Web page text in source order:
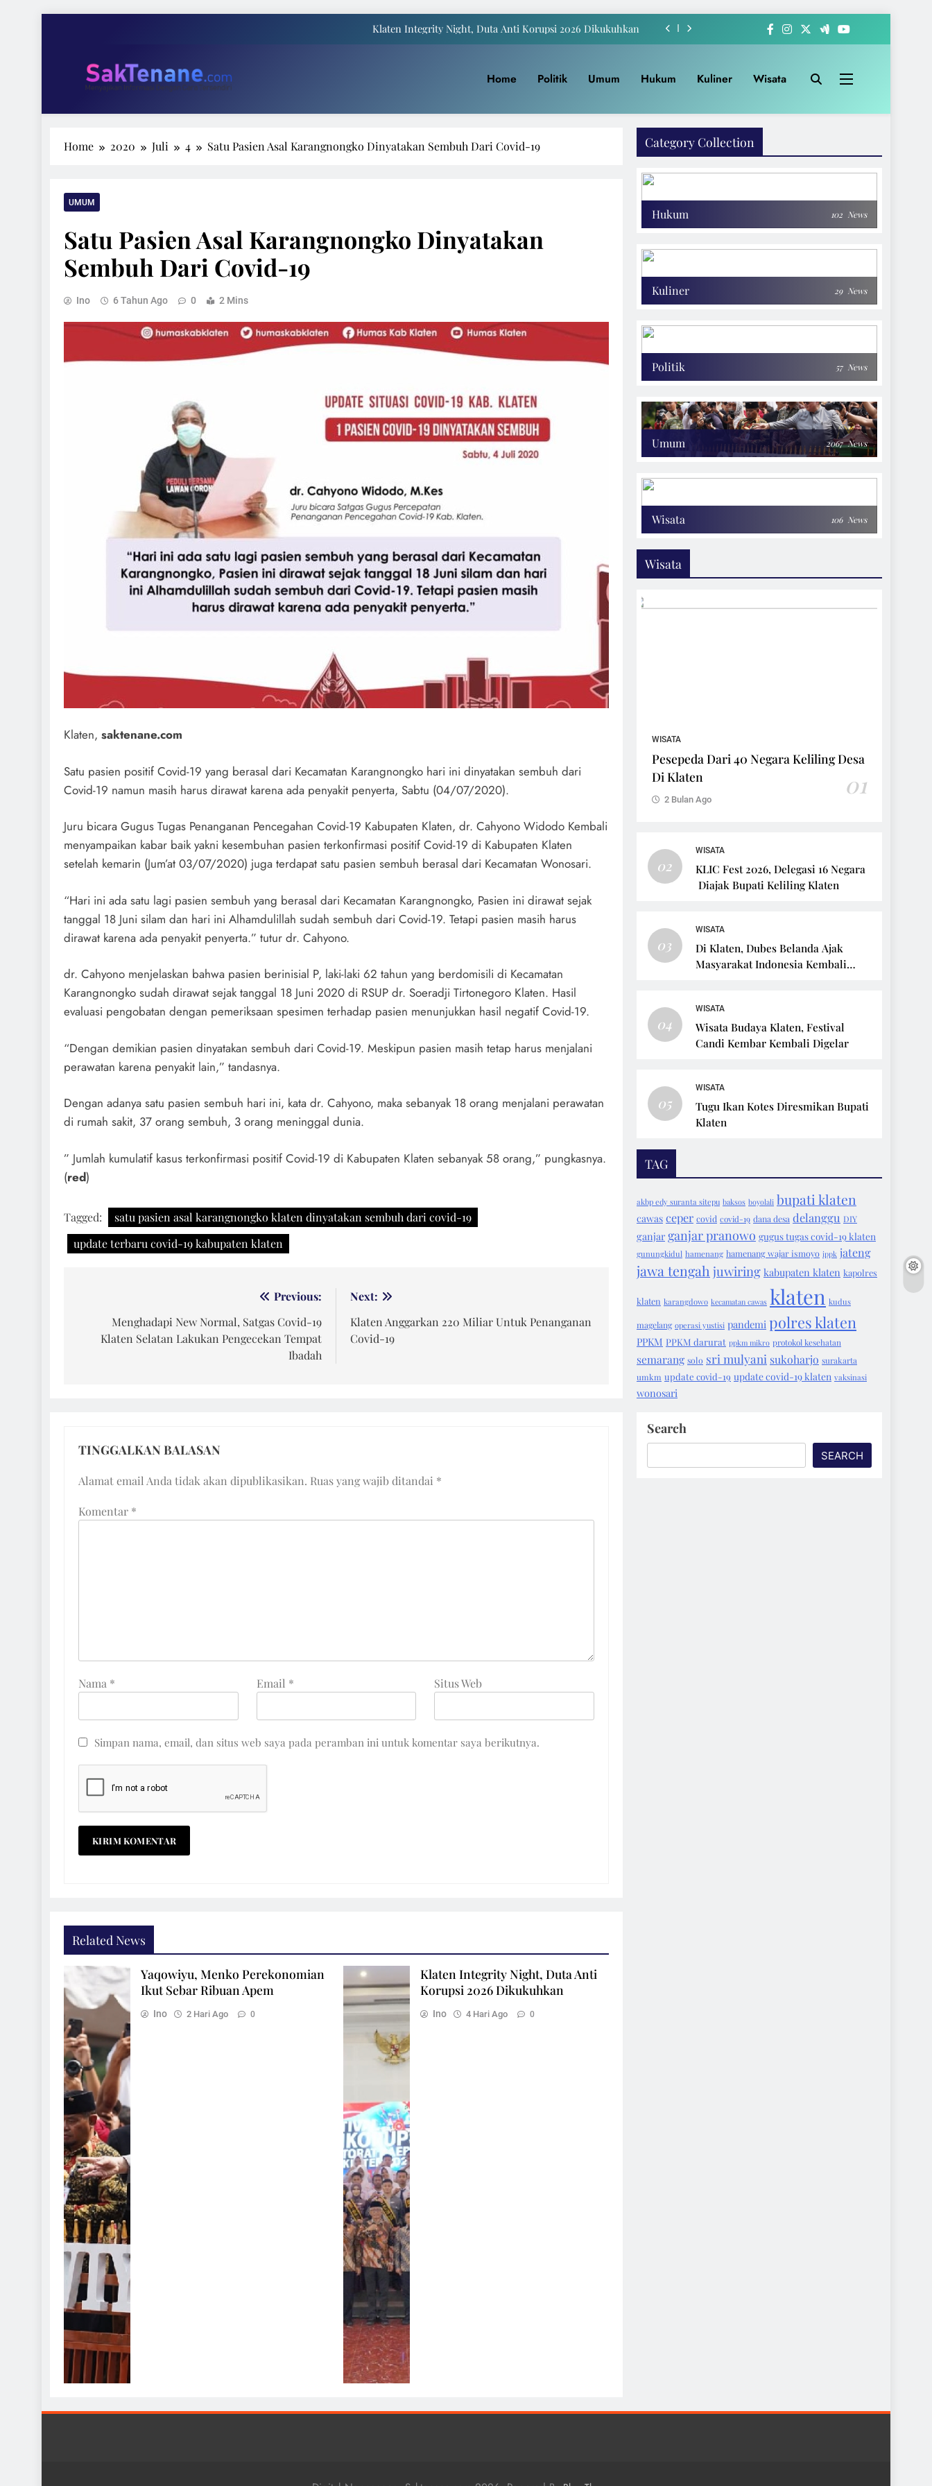
Klaten Integrity Night, Duta Anti Korupsi 2026 Dikukuhkan
Wakil Ketua Komite I DPD RI Muhdi: Pendidikan Harus Dinikmati Semua Masyarakat
Yaqowiyu, Menko Perekonomian Ikut Sebar Ribuan Apem
Klaten Integrity Night, Duta Anti Korupsi 2026 Dikukuhkan
SakTenane.com
Home Politik Umum Hukum Kuliner Wisata
Home 2020 Juli 4 Satu Pasien Asal Karangnongko Dinyatakan Sembuh Dari Covid-19
UMUM
Satu Pasien Asal Karangnongko Dinyatakan
Sembuh Dari Covid-19
Ino 6 Tahun Ago 0 2 Mins
Klaten, saktenane.com
Satu pasien positif Covid-19 yang berasal dari Kecamatan Karangnongko hari ini dinyatakan sembuh dari
Covid-19 namun masih harus dirawat karena ada penyakit penyerta, Sabtu (04/07/2020).
Juru bicara Gugus Tugas Penanganan Pencegahan Covid-19 Kabupaten Klaten, dr. Cahyono Widodo Kembali
menyampaikan kabar baik yakni kesembuhan pasien terkonfirmasi positif Covid-19 di Kabupaten Klaten
setelah kemarin (Jum’at 03/07/2020) juga terdapat satu pasien sembuh berasal dari Kecamatan Wonosari.
“Hari ini ada satu lagi pasien sembuh yang berasal dari Kecamatan Karangnongko, Pasien ini dirawat sejak
tanggal 18 Juni silam dan hari ini Alhamdulillah sudah sembuh dari Covid-19. Tetapi pasien masih harus
dirawat karena ada penyakit penyerta.” tutur dr. Cahyono.
dr. Cahyono menjelaskan bahwa pasien berinisial P, laki-laki 62 tahun yang berdomisili di Kecamatan
Karangnongko sudah dirawat sejak tanggal 18 Juni 2020 di RSUP dr. Soeradji Tirtonegoro Klaten. Hasil
evaluasi pengobatan dengan pemeriksaan spesimen terhadap pasien menunjukkan hasil negatif Covid-19.
“Dengan demikian pasien dinyatakan sembuh dari Covid-19. Meskipun pasien masih tetap harus menjalani
perawatan karena penyakit lain,” tandasnya.
Dengan adanya satu pasien sembuh hari ini, kata dr. Cahyono, maka sebanyak 18 orang menjalani perawatan
di rumah sakit, 37 orang sembuh, 3 orang meninggal dunia.
” Jumlah kumulatif kasus terkonfirmasi positif Covid-19 di Kabupaten Klaten sebanyak 58 orang,” pungkasnya.
(red)
Tagged:
satu pasien asal karangnongko klaten dinyatakan sembuh dari covid-19
update terbaru covid-19 kabupaten klaten
Previous:
Menghadapi New Normal, Satgas Covid-19
Klaten Selatan Lakukan Pengecekan Tempat
Ibadah
Next:
Klaten Anggarkan 220 Miliar Untuk Penanganan
Covid-19
TINGGALKAN BALASAN
Alamat email Anda tidak akan dipublikasikan. Ruas yang wajib ditandai *
Komentar *
Nama * Email * Situs Web
Simpan nama, email, dan situs web saya pada peramban ini untuk komentar saya berikutnya.
Related News
Yaqowiyu, Menko Perekonomian
Ikut Sebar Ribuan Apem
Ino 2 Hari Ago 0
Klaten Integrity Night, Duta Anti
Korupsi 2026 Dikukuhkan
Ino 4 Hari Ago 0
Category Collection
Hukum 102 News
Kuliner 29 News
Politik 57 News
Umum 2067 News
Wisata 106 News
Wisata
WISATA
Pesepeda Dari 40 Negara Keliling Desa
Di Klaten
01
2 Bulan Ago
02
WISATA
KLIC Fest 2026, Delegasi 16 Negara
Diajak Bupati Keliling Klaten
03
WISATA
Di Klaten, Dubes Belanda Ajak
Masyarakat Indonesia Kembali
04
WISATA
Wisata Budaya Klaten, Festival
Candi Kembar Kembali Digelar
05
WISATA
Tugu Ikan Kotes Diresmikan Bupati
Klaten
TAG
akbp edy suranta sitepu baksos boyolali bupati klaten
cawas ceper covid covid-19 dana desa delanggu DIY
ganjar ganjar pranowo gugus tugas covid-19 klaten
gunungkidul hamenang hamenang wajar ismoyo ippk jateng
jawa tengah juwiring kabupaten klaten kapolres
klaten karangdowo kecamatan cawas klaten kudus
magelang operasi yustisi pandemi polres klaten
PPKM PPKM darurat ppkm mikro protokol kesehatan
semarang solo sri mulyani sukoharjo surakarta
umkm update covid-19 update covid-19 klaten vaksinasi
wonosari
Search
SEARCH